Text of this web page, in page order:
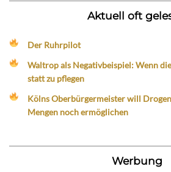
Aktuell oft
Der Ruhrpilot
Waltrop als Negativbeispiel: Wenn
statt zu pflegen
Kölns Oberbürgermeister will
Mengen noch ermöglichen
Werbung